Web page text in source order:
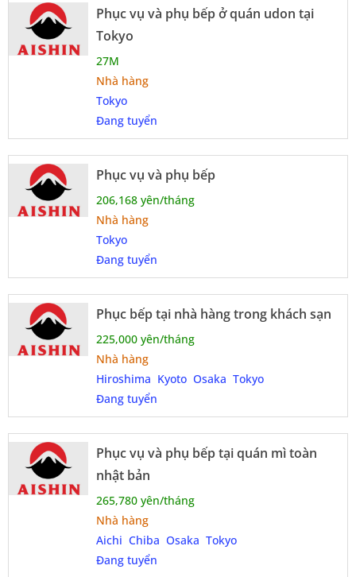
Phục vụ và phụ bếp ở quán udon tại
Tokyo
27M
Nhà hàng
Tokyo
Đang tuyển
Phục vụ và phụ bếp
206,168 yên/tháng
Nhà hàng
Tokyo
Đang tuyển
Phục bếp tại nhà hàng trong khách sạn
225,000 yên/tháng
Nhà hàng
Hiroshima Kyoto Osaka Tokyo
Đang tuyển
Phục vụ và phụ bếp tại quán mì toàn
nhật bản
265,780 yên/tháng
Nhà hàng
Aichi Chiba Osaka Tokyo
Đang tuyển